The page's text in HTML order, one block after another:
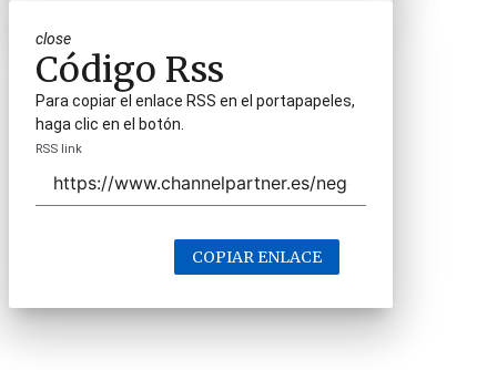
close
Código Rss
Para copiar el enlace RSS en el portapapeles,
haga clic en el botón.
RSS link
COPIAR ENLACE